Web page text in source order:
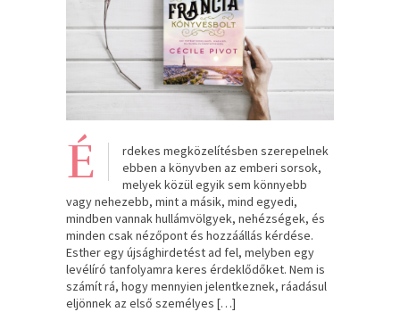
É
rdekes megközelítésben szerepelnek
ebben a könyvben az emberi sorsok,
melyek közül egyik sem könnyebb
vagy nehezebb, mint a másik, mind egyedi,
mindben vannak hullámvölgyek, nehézségek, és
minden csak nézőpont és hozzáállás kérdése.
Esther egy újsághirdetést ad fel, melyben egy
levélíró tanfolyamra keres érdeklődőket. Nem is
számít rá, hogy mennyien jelentkeznek, ráadásul
eljönnek az első személyes […]